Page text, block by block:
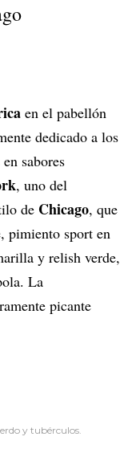
en el pabellón
dedicado a los
sabores
, uno del
de Chicago, que
pimiento sport en
y relish verde,
La
picante
y tubérculos.